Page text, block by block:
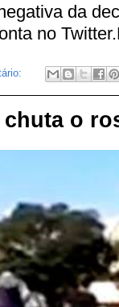
da
no Twitter.
o